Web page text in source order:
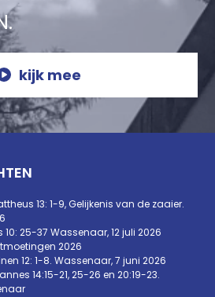
kijk mee
13: 1-9, Gelijkenis van de zaaier.
25-37 Wassenaar, 12 juli 2026
2026
12: 1-8. Wassenaar, 7 juni 2026
14:15-21, 25-26 en 20:19-23.